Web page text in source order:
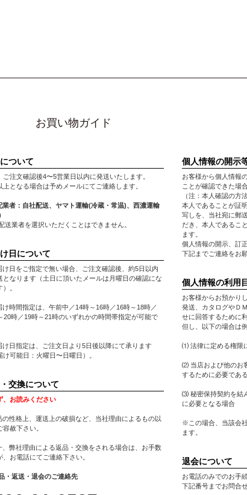
お買い物ガイド
ついて
ご注文確認後4〜5営業日以内に発送いたします。
上となる場合は予めメールにてご連絡します。
業者：自社配送、ヤマト運輸(冷蔵・常温)、西濃運輸
業者を選択いただくことはできません。
日について
け日をご指定で無い場合、ご注文確認後、約5日以内
となります（土日に頂いたメールは月曜日の確認にな
）。
け時間指定は、午前中／14時～16時／16時～18時／
20時／19時～21時のいずれかの時間帯指定が可能で
け日指定は、ご注文日より5日後以降にて承ります
け可能日：火曜日〜日曜日）。
交換について
お読みください
の性格上、運送上の破損など、当社理由によるもの以
容赦下さい。
、弊社理由による返品・交換をされる場合は、お手数
、お電話にてご連絡下さい。
・返送・退会のご連絡先
個人情報の開示
お客様から個人情報
ことが確認できた場
（注：本人確認の方法
本人であることが証
写しを、当社宛に郵
だき、本人であるこ
ます。
個人情報の開示、訂
下記までご連絡をお
個人情報の利用
お客様からお預かり
発送、カタログやＤ
せに回答するために
但し、以下の場合は
⑴ 法律に定める権限
⑵ 当店および他のお
するために必要であ
⑶ 秘密保持契約を結
に必要となる場合
※この場合、当該会
ます。
退会について
お電話のみでのお手
下記番号までお問合